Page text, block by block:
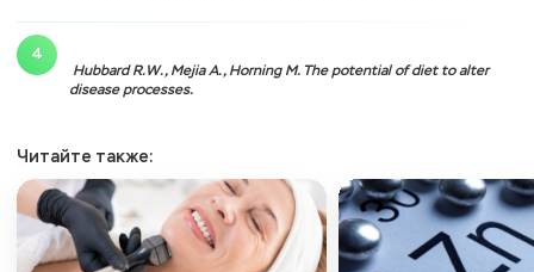
Hubbard R.W., Mejia A., Horning М. The potential of diet to alter
disease processes.
Читайте также: